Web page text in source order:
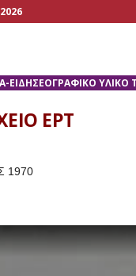
ΕΙΔΗΣΕΟΓΡΑΦΙΚΟ ΥΛΙΚΟ
ΕΡΤ
1970